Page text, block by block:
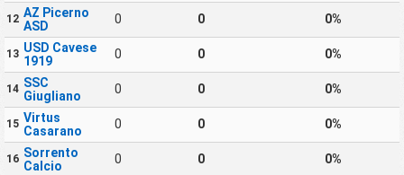
12 AZ Picerno
ASD
0 0 0%
13 USD Cavese
1919
0 0 0%
14 SSC
Giugliano
0 0 0%
15 Virtus
Casarano
0 0 0%
16 Sorrento
Calcio
0 0 0%